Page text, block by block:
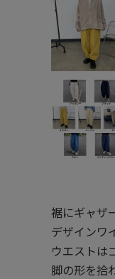
裾にギャザ
デザインワ
ウエストは
脚の形を拾